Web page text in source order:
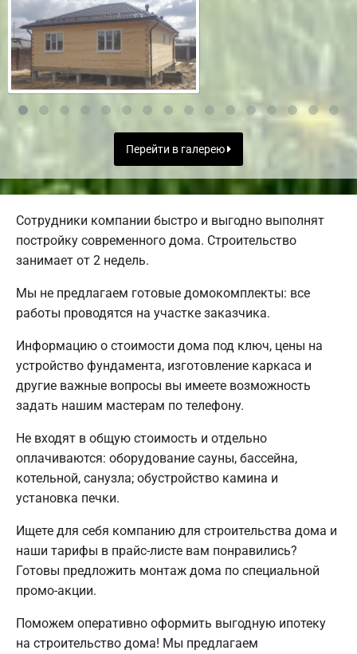
Перейти в галерею
Сотрудники компании быстро и выгодно выполнят
постройку современного дома. Строительство
занимает от 2 недель.
Мы не предлагаем готовые домокомплекты: все
работы проводятся на участке заказчика.
Информацию о стоимости дома под ключ, цены на
устройство фундамента, изготовление каркаса и
другие важные вопросы вы имеете возможность
задать нашим мастерам по телефону.
Не входят в общую стоимость и отдельно
оплачиваются: оборудование сауны, бассейна,
котельной, санузла; обустройство камина и
установка печки.
Ищете для себя компанию для строительства дома и
наши тарифы в прайс-листе вам понравились?
Готовы предложить монтаж дома по специальной
промо-акции.
Поможем оперативно оформить выгодную ипотеку
на строительство дома! Мы предлагаем